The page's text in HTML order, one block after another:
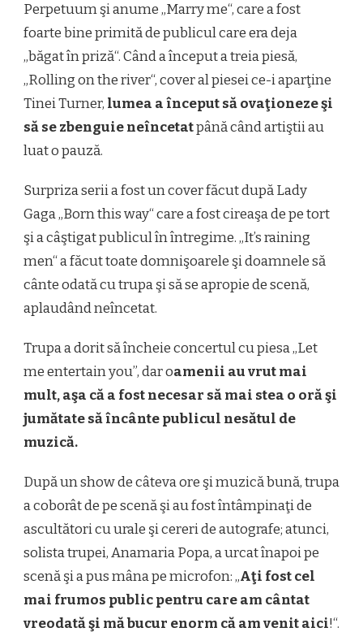
Perpetuum şi anume „Marry me“, care a fost
foarte bine primită de publicul care era deja
„băgat în priză“. Când a început a treia piesă,
„Rolling on the river“, cover al piesei ce-i aparţine
Tinei Turner, lumea a început să ovaţioneze şi
să se zbenguie neîncetatpână când artiştii au
luat o pauză.
Surpriza serii a fost un cover făcut după Lady
Gaga „Born this way“ care a fost cireaşa de pe tort
şi a câştigat publicul în întregime. „It’s raining
men“ a făcut toate domnişoarele şi doamnele să
cânte odată cu trupa şi să se apropie de scenă,
aplaudând neîncetat.
Trupa a dorit să încheie concertul cu piesa „Let
me entertain you”, dar oamenii au vrut mai
mult, aşa că a fost necesar să mai stea o oră şi
jumătate să încânte publicul nesătul de
muzică.
După un show de câteva ore şi muzică bună, trupa
a coborât de pe scenă şi au fost întâmpinaţi de
ascultători cu urale şi cereri de autografe; atunci,
solista trupei, Anamaria Popa, a urcat înapoi pe
scenă şi a pus mâna pe microfon: „Aţi fost cel
mai frumos public pentru care am cântat
vreodată şi mă bucur enorm că am venit aici!“.